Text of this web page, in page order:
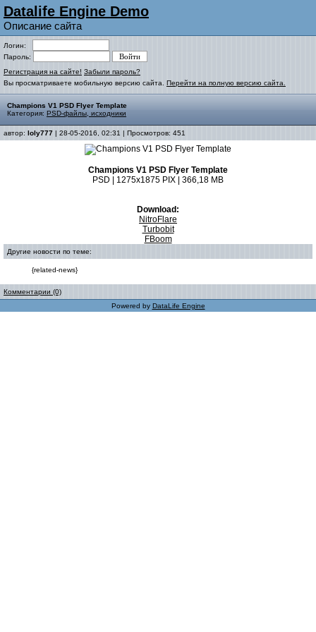
Datalife Engine Demo
Описание сайта
Логин:
Пароль:
Регистрация на сайте! Забыли пароль?
Вы просматриваете мобильную версию сайта. Перейти на полную версию сайта.
Champions V1 PSD Flyer Template
Категория: PSD-файлы, исходники
автор: loly777 | 28-05-2016, 02:31 | Просмотров: 451
Champions V1 PSD Flyer Template
PSD | 1275x1875 PIX | 366,18 MB
Download:
NitroFlare
Turbobit
FBoom
Другие новости по теме:
{related-news}
Комментарии (0)
Powered by DataLife Engine